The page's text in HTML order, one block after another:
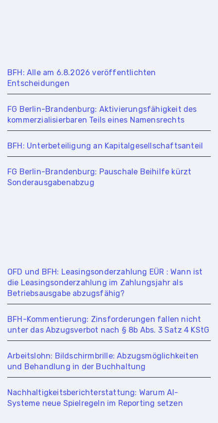
BFH: Alle am 6.8.2026 veröffentlichten
Entscheidungen
FG Berlin-Brandenburg: Aktivierungsfähigkeit des
kommerzialisierbaren Teils eines Namensrechts
BFH: Unterbeteiligung an Kapitalgesellschaftsanteil
FG Berlin-Brandenburg: Pauschale Beihilfe kürzt
Sonderausgabenabzug
OFD und BFH: Leasingsonderzahlung EÜR : Wann ist
die Leasingsonderzahlung im Zahlungsjahr als
Betriebsausgabe abzugsfähig?
BFH-Kommentierung: Zinsforderungen fallen nicht
unter das Abzugsverbot nach § 8b Abs. 3 Satz 4 KStG
Arbeitslohn: Bildschirmbrille: Abzugsmöglichkeiten
und Behandlung in der Buchhaltung
Nachhaltigkeitsberichterstattung: Warum AI-
Systeme neue Spielregeln im Reporting setzen